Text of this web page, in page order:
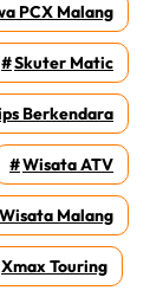
PCX Malang
Skuter Matic
Berkendara
Wisata ATV
Wisata Malang
Xmax Touring